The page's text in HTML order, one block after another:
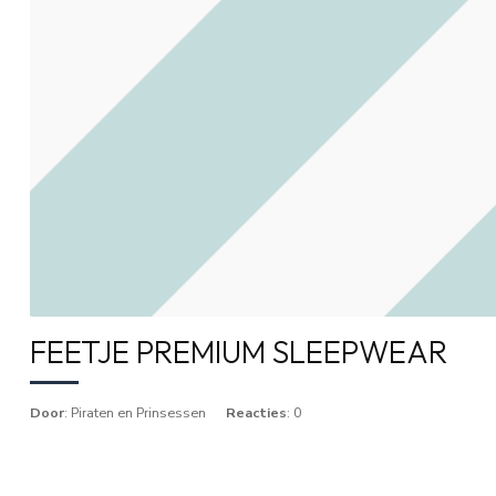
FEETJE PREMIUM SLEEPWEAR
Door: Piraten en Prinsessen Reacties: 0